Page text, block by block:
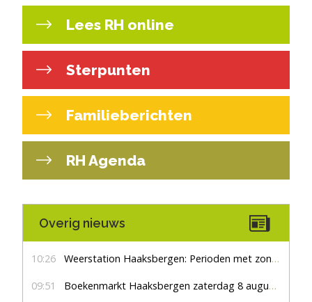
Lees RH online
Sterpunten
Familieberichten
RH Agenda
Overig nieuws
10:26 Weerstation Haaksbergen: Perioden met zon en droog
09:51 Boekenmarkt Haaksbergen zaterdag 8 augustus, marktplein Haaksbergen